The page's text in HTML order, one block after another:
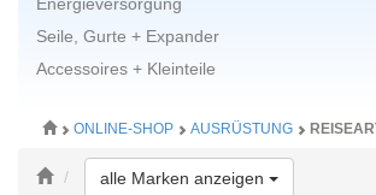
Seile, Gurte + Expander
Accessoires + Kleinteile
ONLINE-SHOP AUSRÜSTUNG
alle Marken anzeigen Toggle